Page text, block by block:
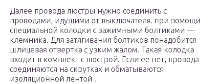
Далее провода люстры нужно соединить с
проводами, идущими от выключателя. при помощи
специальной колодки с зажимными болтиками —
клемника. Для затягивания болтиков понадобится
шлицевая отвертка с узким жалом. Такая колодка
входит в комплект с люстрой. Если ее нет, провода
соединяются на скрутках и обматываются
изоляционной лентой .